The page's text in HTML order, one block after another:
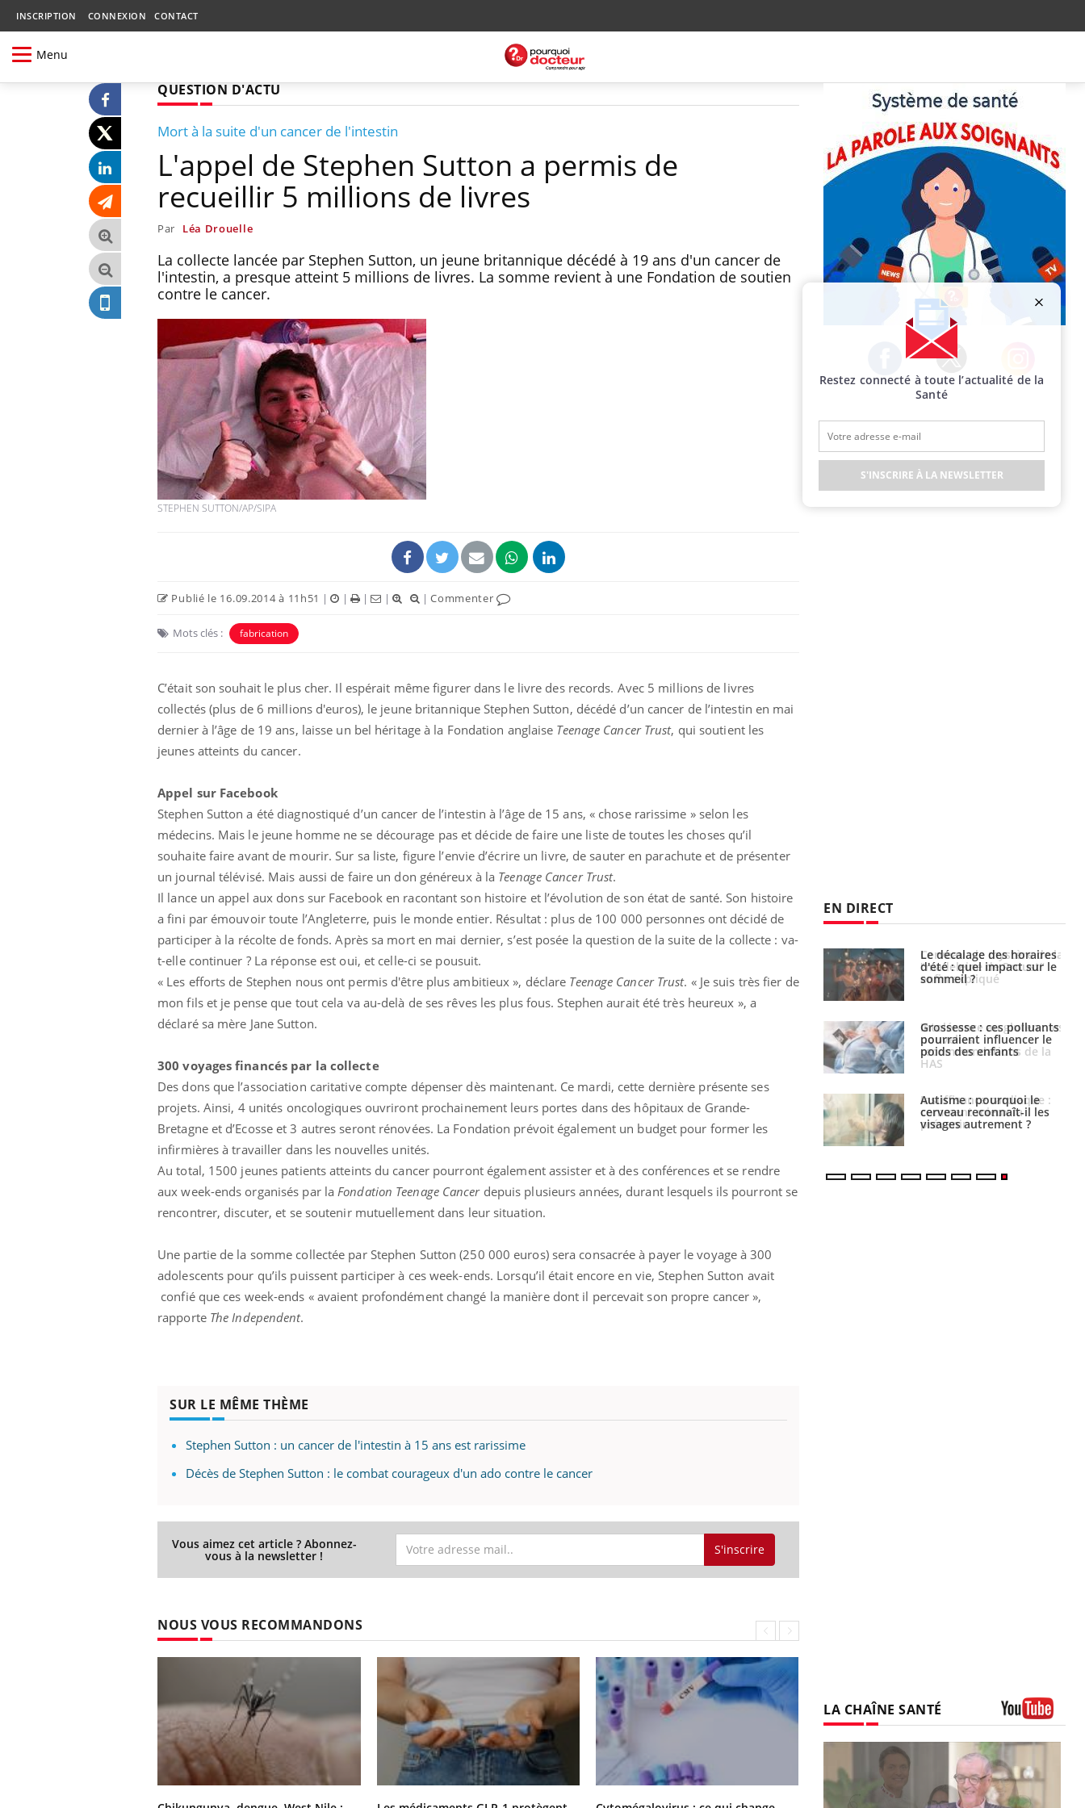
INSCRIPTION CONNEXION CONTACT
Menu
QUESTION D'ACTU
Mort à la suite d'un cancer de l'intestin
L'appel de Stephen Sutton a permis de
recueillir 5 millions de livres
Par Léa Drouelle
La collecte lancée par Stephen Sutton, un jeune britannique décédé à 19 ans d'un cancer de
l'intestin, a presque atteint 5 millions de livres. La somme revient à une Fondation de soutien
contre le cancer.
STEPHEN SUTTON/AP/SIPA
Publié le 16.09.2014 à 11h51 | | | | |Commenter
Mots clés : fabrication
C’était son souhait le plus cher. Il espérait même figurer dans le livre des records. Avec 5 millions de livres
collectés (plus de 6 millions d'euros), le jeune britannique Stephen Sutton, décédé d’un cancer de l’intestin en mai
dernier à l’âge de 19 ans, laisse un bel héritage à la Fondation anglaise Teenage Cancer Trust, qui soutient les
jeunes atteints du cancer.
Appel sur Facebook
Stephen Sutton a été diagnostiqué d’un cancer de l’intestin à l’âge de 15 ans, « chose rarissime » selon les
médecins. Mais le jeune homme ne se décourage pas et décide de faire une liste de toutes les choses qu’il
souhaite faire avant de mourir. Sur sa liste, figure l’envie d’écrire un livre, de sauter en parachute et de présenter
un journal télévisé. Mais aussi de faire un don généreux à la Teenage Cancer Trust.
Il lance un appel aux dons sur Facebook en racontant son histoire et l’évolution de son état de santé. Son histoire
a fini par émouvoir toute l’Angleterre, puis le monde entier. Résultat : plus de 100 000 personnes ont décidé de
participer à la récolte de fonds. Après sa mort en mai dernier, s’est posée la question de la suite de la collecte : va-
t-elle continuer ? La réponse est oui, et celle-ci se pousuit.
« Les efforts de Stephen nous ont permis d'être plus ambitieux », déclare Teenage Cancer Trust. « Je suis très fier de
mon fils et je pense que tout cela va au-delà de ses rêves les plus fous. Stephen aurait été très heureux », a
déclaré sa mère Jane Sutton.
300 voyages financés par la collecte
Des dons que l’association caritative compte dépenser dès maintenant. Ce mardi, cette dernière présente ses
projets. Ainsi, 4 unités oncologiques ouvriront prochainement leurs portes dans des hôpitaux de Grande-
Bretagne et d’Ecosse et 3 autres seront rénovées. La Fondation prévoit également un budget pour former les
infirmières à travailler dans les nouvelles unités.
Au total, 1500 jeunes patients atteints du cancer pourront également assister et à des conférences et se rendre
aux week-ends organisés par la Fondation Teenage Cancerdepuis plusieurs années, durant lesquels ils pourront se
rencontrer, discuter, et se soutenir mutuellement dans leur situation.
Une partie de la somme collectée par Stephen Sutton (250 000 euros) sera consacrée à payer le voyage à 300
adolescents pour qu’ils puissent participer à ces week-ends. Lorsqu’il était encore en vie, Stephen Sutton avait
confié que ces week-ends « avaient profondément changé la manière dont il percevait son propre cancer »,
rapporte The Independent.
SUR LE MÊME THÈME
Stephen Sutton : un cancer de l'intestin à 15 ans est rarissime
Décès de Stephen Sutton : le combat courageux d'un ado contre le cancer
Vous aimez cet article ? Abonnez-
vous à la newsletter ! S'inscrire
NOUS VOUS RECOMMANDONS
La sieste empêche-t-elle de dormir
Facebook Twitter Instagram
EN DIRECT
Mordue par un
barracuda, une petite fille
secourue grâce à un
réflexe essentiel
Légionellose en Suisse :
Allergies alimentaires :
une nouvelle arme contre
les réactions sévères
Comment gérer le
sommeil des enfants en
vacances ?
TDAH : quel est ce
traitement autorisé aux
États-Unis ?
enfin expliqué
Insuffisance cardiaque :
comment mieux la
prévenir
Le décalage des horaires
d'été : quel impact sur le
sommeil ?
Grossesse : ces polluants
pourraient influencer le
poids des enfants
Autisme : pourquoi le
cerveau reconnaît-il les
visages autrement ?
LA CHAÎNE SANTÉ
Restez connecté à toute l’actualité de la
Santé
S'INSCRIRE À LA NEWSLETTER